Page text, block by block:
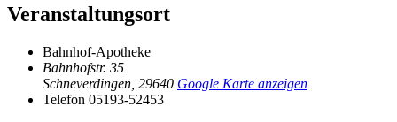
Veranstaltungsort
Bahnhof-Apotheke
Bahnhofstr. 35
Schneverdingen 29640 Google Karte anzeigen
Telefon 05193-52453